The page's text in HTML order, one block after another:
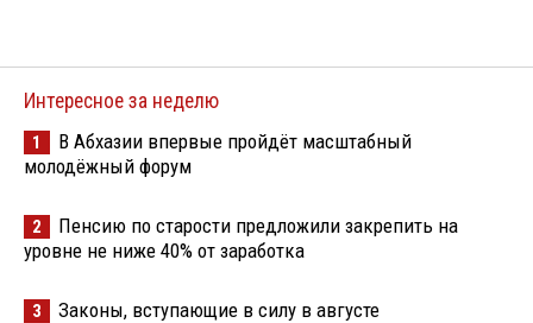
Интересное за неделю
1
В Абхазии впервые пройдёт масштабный
молодёжный форум
2
Пенсию по старости предложили закрепить на
уровне не ниже 40% от заработка
3 Законы, вступающие в силу в августе